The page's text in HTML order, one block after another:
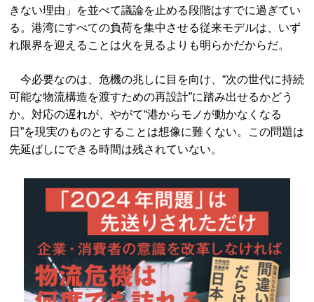
きない理由」を並べて議論を止める段階はすでに過ぎてい
る。港湾にすべての負荷を集中させる従来モデルは、いず
れ限界を迎えることは火を見るよりも明らかだからだ。
今必要なのは、危機の兆しに目を向け、“次の世代に持続
可能な物流構造を渡すための再設計”に踏み出せるかどう
か。対応の遅れが、やがて“港からモノが動かなくなる
日”を現実のものとすることは想像に難くない。この問題は
先延ばしにできる時間は残されていない。